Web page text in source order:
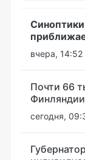
вчера, 14:52
Почти 66
сегодня,